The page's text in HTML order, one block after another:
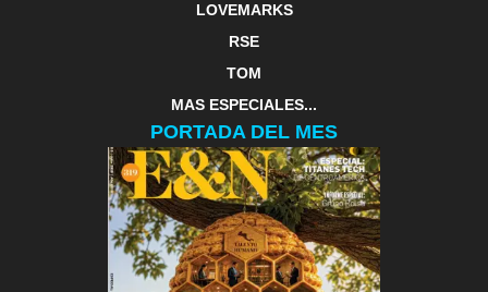
LOVEMARKS
RSE
TOM
MAS ESPECIALES...
PORTADA DEL MES